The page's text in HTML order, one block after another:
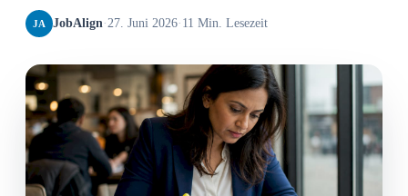
JA JobAlign·27. Juni 2026· 11 Min. Lesezeit